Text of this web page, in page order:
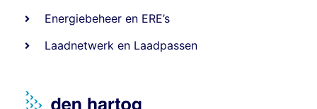
Energiebeheer en ERE’s
Laadnetwerk en Laadpassen